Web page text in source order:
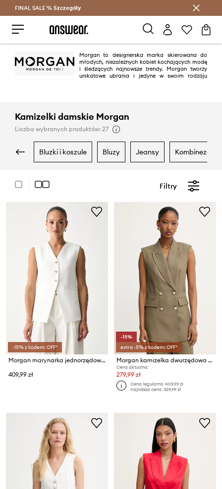
Oszczędzaj z Answear Club >
FINAL SALE % Szczegóły
Morgan to designerska marka skierowana do
młodych, niezależnych kobiet kochających modę
i śledzących najnowsze trendy. Morgan tworzy
unikatowe ubrania i jedyne w swoim rodzaju
Kamizelki damskie Morgan
Liczba wybranych produktów: 27
bluzki i koszule bluzy jeansy kombinezony
Filtry
-15% z kodem: OFF*
Morgan marynarka jednorzędowa damska z wiskozą VORDY.F
409,99 zł
-15%
extra -5% z kodem: OFF*
Morgan kamizelka dwurzędowa damska z wiskozą
Cena aktualna:
279,99 zł
Cena regularna:409,99 zł
Najniższa cena:329,99 zł